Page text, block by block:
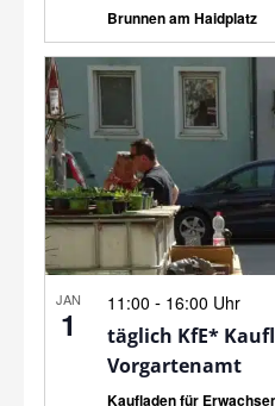
Brunnen am Haidplatz
JAN
1
11:00 - 16:00 Uhr
täglich KfE*
Vorgartenamt
Kaufladen für